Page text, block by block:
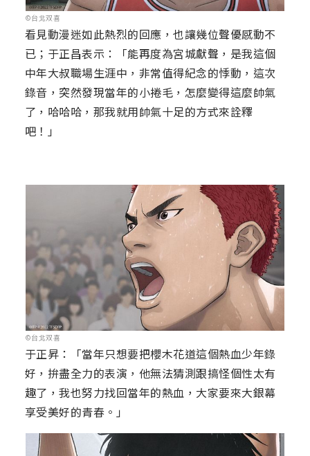
©台北双喜
看見動漫迷如此熱烈的回應，也讓幾位聲優感動不
已；于正昌表示：「能再度為宮城獻聲，是我這個
中年大叔職場生涯中，非常值得紀念的悸動，這次
錄音，突然發現當年的小捲毛，怎麼變得這麼帥氣
了，哈哈哈，那我就用帥氣十足的方式來詮釋
吧！」
©台北双喜
于正昇：「當年只想要把櫻木花道這個熱血少年錄
好，拚盡全力的表演，他無法猜測跟搞怪個性太有
趣了，我也努力找回當年的熱血，大家要來大銀幕
享受美好的青春。」